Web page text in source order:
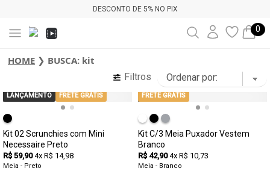
DESCONTO DE 5% NO PIX
0
HOME ❯ BUSCA: kit
Filtros
LANÇAMENTO FRETE GRÁTIS
Kit 02 Scrunchies com Mini
Necessaire Preto
R$ 59,90 4x R$ 14,98
Meia - Preto
FRETE GRÁTIS
Kit C/3 Meia Puxador Vestem
Branco
R$ 42,90 4x R$ 10,73
Meia - Branco